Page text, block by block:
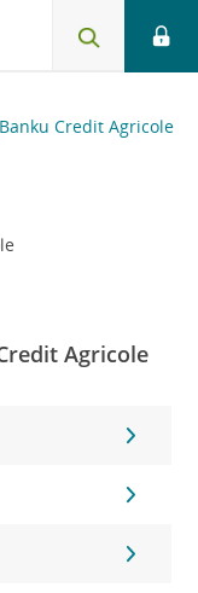
Credit Agricole
Agricole